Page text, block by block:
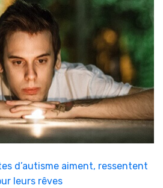
d’autisme aiment, ressentent
leurs rêves